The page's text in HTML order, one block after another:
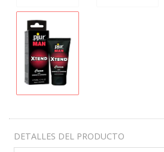
DETALLES DEL PRODUCTO